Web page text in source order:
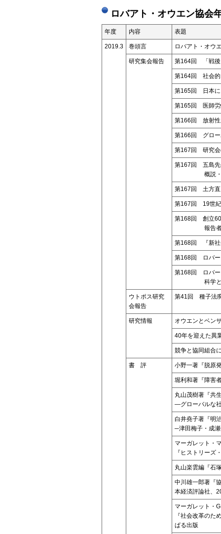
ロバアト・オウエン協
年度 内容 表題
2019.3 巻頭言 ロバアト・オウ
研究集会報告 第164回 「戦後
第164回 社会的
第165回 日本に
第165回 医師労
第166回 放射性
第166回 グロー
第167回 研究会
第167回 五島先
概説
第167回 土方直
第167回 19世紀
第168回 創立
報告
第168回 『新社
第168回 ロバー
第168回 ロバー
科学
ウトポス研究
会報告
第41回 種子法
研究情報 オウエンとベン
40年を迎えた異
競争と協同組合
書 評 小野一著『脱原
堀利和著『障害
丸山茂樹著『共
―グローバルな
白井堯子著『明
─津田梅子・成
マーガレット・
『ヒストリーズ
丸山楽雲編『石
中川雄一郎著『
本経済評論社、
マーガレット・
『社会改革のた
ぱる出版